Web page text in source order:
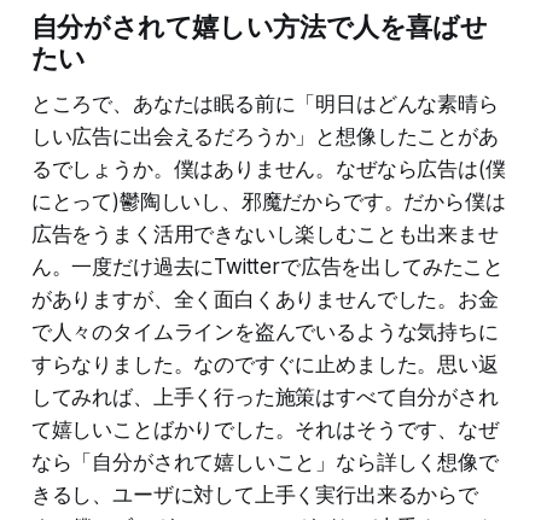
自分がされて嬉しい方法で人を喜ばせ
たい
ところで、あなたは眠る前に「明日はどんな素晴ら
しい広告に出会えるだろうか」と想像したことがあ
るでしょうか。僕はありません。なぜなら広告は(僕
にとって)鬱陶しいし、邪魔だからです。だから僕は
広告をうまく活用できないし楽しむことも出来ませ
ん。一度だけ過去にTwitterで広告を出してみたこと
がありますが、全く面白くありませんでした。お金
で人々のタイムラインを盗んでいるような気持ちに
すらなりました。なのですぐに止めました。思い返
してみれば、上手く行った施策はすべて自分がされ
て嬉しいことばかりでした。それはそうです、なぜ
なら「自分がされて嬉しいこと」なら詳しく想像で
きるし、ユーザに対して上手く実行出来るからで